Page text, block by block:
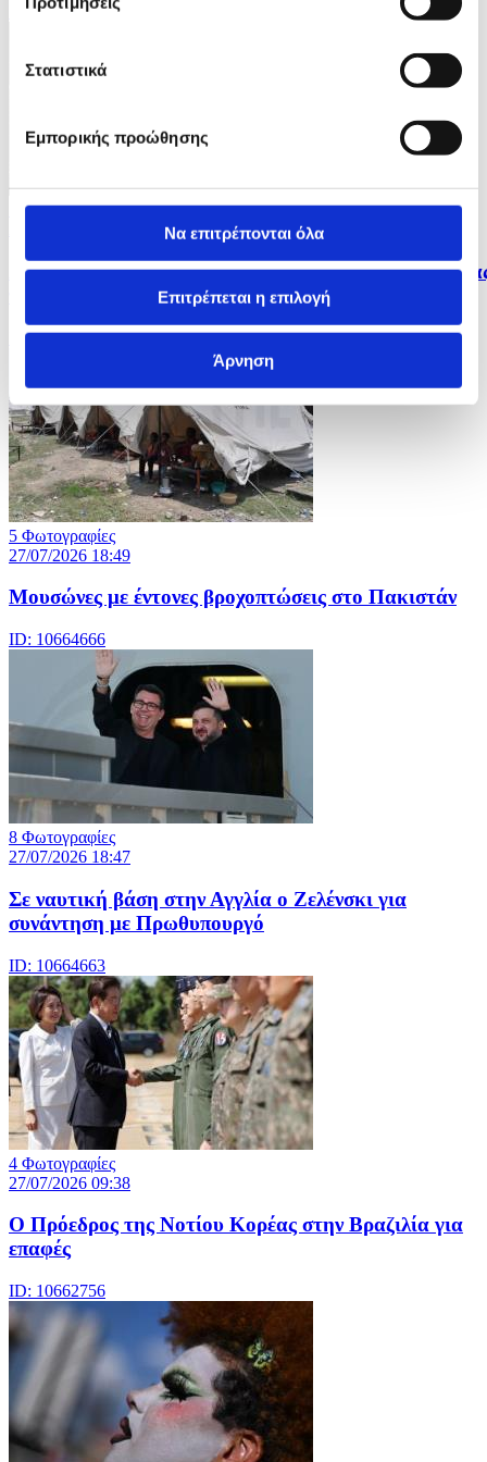
Στατιστικά
Εμπορικής προώθησης
Να επιτρέπονται όλα
Επιτρέπεται η επιλογή
Άρνηση
ID: 10664692
7 Φωτογραφίες
Χιλιάδες απομακρύνονται από τα σπίτια τους
των πυρκαγιών στην Ισπανία
ID: 10664685
5 Φωτογραφίες
27/07/2026 18:49
Μουσώνες με έντονες βροχοπτώσεις στο Πακιστάν
ID: 10664666
8 Φωτογραφίες
27/07/2026 18:47
Σε ναυτική βάση στην Αγγλία ο Ζελένσκι για
συνάντηση με Πρωθυπουργό
ID: 10664663
4 Φωτογραφίες
27/07/2026 09:38
Ο Πρόεδρος της Νοτίου Κορέας στην Βραζιλία για
επαφές
ID: 10662756